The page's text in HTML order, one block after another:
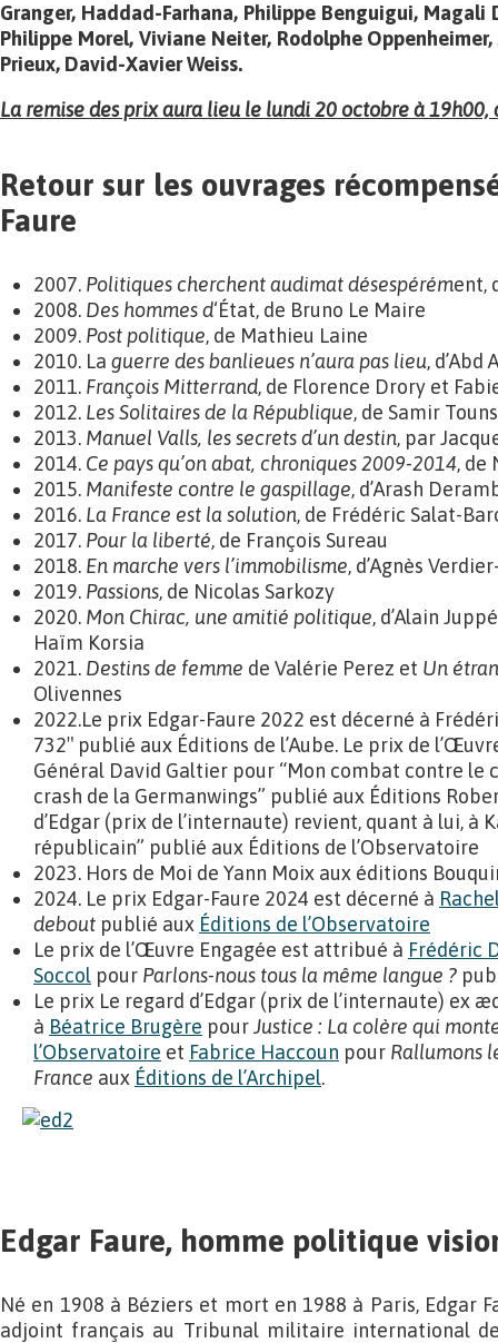
Granger, Haddad-Farhana, Philippe Benguigui, Magali
Philippe Morel, Viviane Neiter, Rodolphe
Prieux, David-Xavier Weiss.
La remise des prix aura lieu le lundi 20 octobre à 19h00,
Retour sur les ouvrages
Faure
2007. Politiques cherchent audimat désespérément,
2008. Des hommes d‘État, de Bruno Le Maire
2009. Post politique, de Mathieu Laine
2010. La guerre des banlieues n’aura pas lieu, d’Abd
2011. François Mitterrand, de Florence Drory et
2012. Les Solitaires de la République, de Samir
2013. Manuel Valls, les secrets d’un destin, par
2014. Ce pays qu’on abat, chroniques 2009-2014, de
2015. Manifeste contre le gaspillage, d’Arash
2016. La France est la solution, de Frédéric Salat-
2017. Pour la liberté, de François Sureau
2018. En marche vers l’immobilisme, d’Agnès
2019. Passions, de Nicolas Sarkozy
2020. Mon Chirac, une amitié politique, d’Alain
Haïm Korsia
2021. Destins de femme de Valérie Perez et Un
Olivennes
2022.Le prix Edgar-Faure 2022 est décerné à
732″ publié aux Éditions de l’Aube. Le prix de
Général David Galtier pour “Mon combat contre le
crash de la Germanwings” publié aux Éditions
d’Edgar (prix de l’internaute) revient, quant à lui, à
républicain” publié aux Éditions de l’Observatoire
2023. Hors de Moi de Yann Moix aux éditions
2024. Le prix Edgar-Faure 2024 est décerné à
debout publié aux Éditions de l’Observatoire
Le prix de l’Œuvre Engagée est attribué à Frédéric
Soccol pour Parlons-nous tous la même langue ?
Le prix Le regard d’Edgar (prix de l’internaute) ex
à Béatrice Brugère pourJustice : La colère qui
l’Observatoire et Fabrice Haccoun pour Rallumons
France aux Éditions de l’Archipel.
Edgar Faure, homme politique
Né en 1908 à Béziers et mort en 1988 à Paris, Edgar
adjoint français au Tribunal militaire international